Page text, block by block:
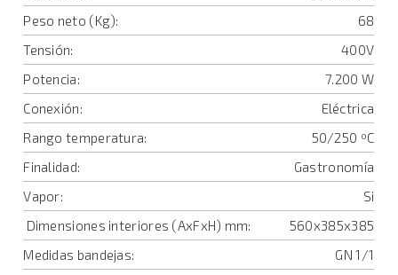
Peso neto (Kg):
68
Tensión:
400V
Potencia:
7.200 W
Conexión:
Eléctrica
Rango temperatura:
50/250 ºC
Finalidad:
Gastronomía
Vapor:
Si
Dimensiones interiores (AxFxH) mm:
560x385x385
Medidas bandejas:
GN 1/1